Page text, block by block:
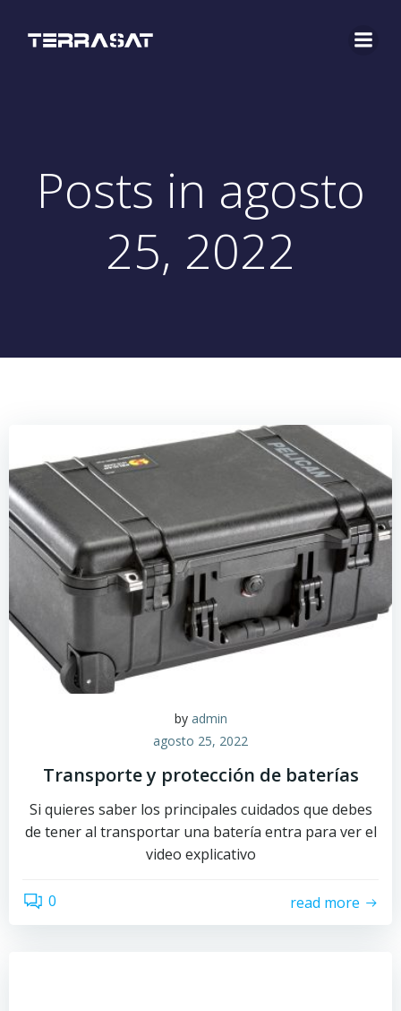
Posts in agosto
25, 2022
by admin
agosto 25, 2022
Transporte y protección de baterías
Si quieres saber los principales cuidados que debes
de tener al transportar una batería entra para ver el
video explicativo
0 read more